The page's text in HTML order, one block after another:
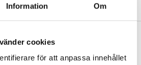
Information Om
cookies
för att anpassa innehållet